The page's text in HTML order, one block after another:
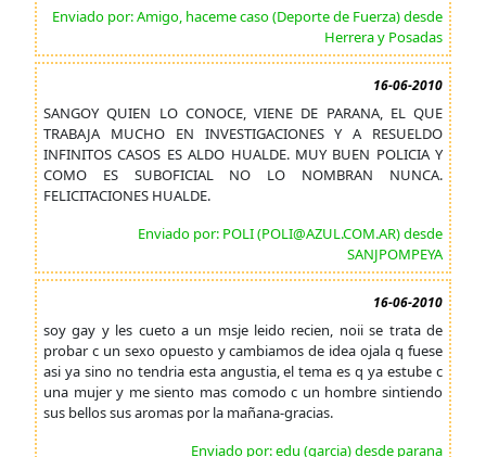
Enviado por: Amigo, haceme caso (Deporte de Fuerza) desde
Herrera y Posadas
16-06-2010
SANGOY QUIEN LO CONOCE, VIENE DE PARANA, EL QUE
TRABAJA MUCHO EN INVESTIGACIONES Y A RESUELDO
INFINITOS CASOS ES ALDO HUALDE. MUY BUEN POLICIA Y
COMO ES SUBOFICIAL NO LO NOMBRAN NUNCA.
FELICITACIONES HUALDE.
Enviado por: POLI (POLI@AZUL.COM.AR) desde
SANJPOMPEYA
16-06-2010
soy gay y les cueto a un msje leido recien, noii se trata de
probar c un sexo opuesto y cambiamos de idea ojala q fuese
asi ya sino no tendria esta angustia, el tema es q ya estube c
una mujer y me siento mas comodo c un hombre sintiendo
sus bellos sus aromas por la mañana-gracias.
Enviado por: edu (garcia) desde parana